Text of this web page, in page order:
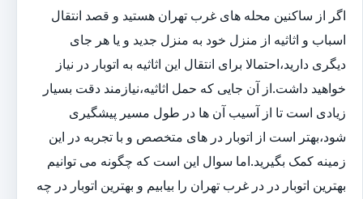
اگر از ساکنین محله های غرب تهران هستید و قصد انتقال
اسباب و اثاثیه از منزل خود به منزل جدید و یا هر جای
دیگری دارید،احتمالا برای انتقال این اثاثیه به اتوبار در نیاز
خواهید داشت.از آن جایی که حمل اثاثیه،نیازمند دقت بسیار
زیادی است تا از آسیب آن ها در طول مسیر پیشگیری
شود،بهتر است از اتوبار در های متخصص و با تجربه در این
زمینه کمک بگیرید.اما سوال این است که چگونه می توانیم
بهترین اتوبار در در غرب تهران را بیابیم و بهترین اتوبار در چه